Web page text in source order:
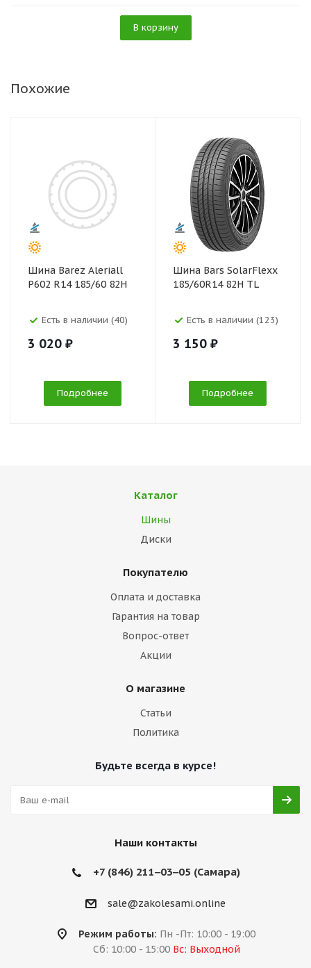
В корзину
Похожие
Шина Barez Aleriall
P602 R14 185/60 82H
Есть в наличии (40)
3 020 ₽
Подробнее
Шина Bars SolarFlexx
185/60R14 82H TL
Есть в наличии (123)
3 150 ₽
Подробнее
Каталог
Шины
Диски
Покупателю
Оплата и доставка
Гарантия на товар
Вопрос-ответ
Акции
О магазине
Статьи
Политика
Будьте всегда в курсе!
Наши контакты
+7 (846) 211‒03‒05 (Самара)
sale@zakolesami.online
Режим работы: Пн -Пт: 10:00 - 19:00
Сб: 10:00 - 15:00 Вс: Выходной